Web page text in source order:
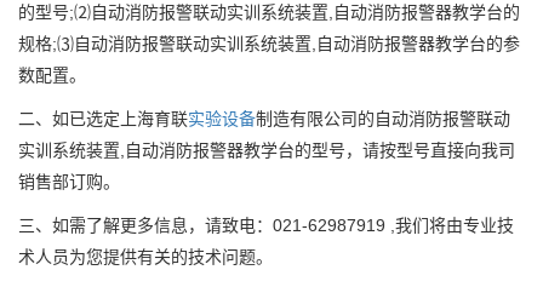
的型号;⑵自动消防报警联动实训系统装置,自动消防报警器教学台的
规格;⑶自动消防报警联动实训系统装置,自动消防报警器教学台的参
数配置。
二、如已选定上海育联实验设备制造有限公司的自动消防报警联动
实训系统装置,自动消防报警器教学台的型号，请按型号直接向我司
销售部订购。
三、如需了解更多信息，请致电：021-62987919 ,我们将由专业技
术人员为您提供有关的技术问题。